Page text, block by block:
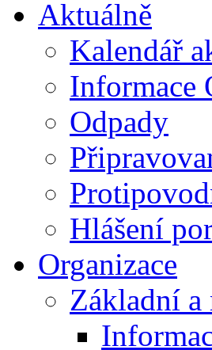
Aktuálně
Kalendář
Informace
Odpady
Hlášení
Organizace
Základní a